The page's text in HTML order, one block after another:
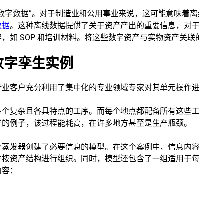
字数据”。对于制造业和公用事业来说，这可能意味着
据。这种离线数据提供了关于资产产出的重要信息，对
如 SOP 和培训材料。将这些数字资产与实物资产关联
孪生实例
客户充分利用了集中化的专业领域专家对其单元操作进
复杂且各具特点的工序。而每个地点都配备所有这些
例子，该过程能耗高，在许多地方甚至是生产瓶颈。
发器创建了必要信息的模型。在这个案例中，信息内
资产结构进行组织。同时，模型还包含了一组适用于
：